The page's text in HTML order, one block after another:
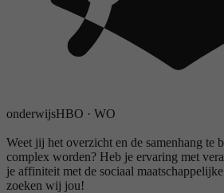
onderwijsHBO · WO
Weet jij het overzicht en de samenhang te
complex worden? Heb je ervaring met
je affiniteit met de sociaal
zoeken wij jou!